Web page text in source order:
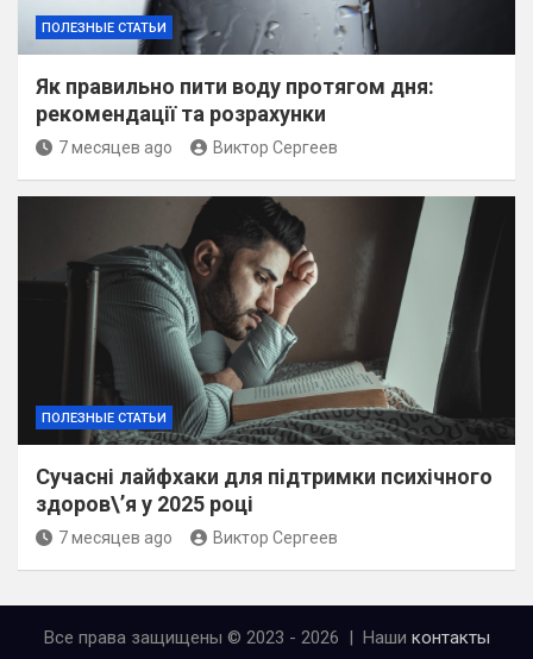
ПОЛЕЗНЫЕ СТАТЬИ
Як правильно пити воду протягом дня:
рекомендації та розрахунки
7 месяцев ago Виктор Сергеев
ПОЛЕЗНЫЕ СТАТЬИ
Сучасні лайфхаки для підтримки психічного
здоров\’я у 2025 році
7 месяцев ago Виктор Сергеев
Все права защищены © 2023 - 2026 | Наши контакты